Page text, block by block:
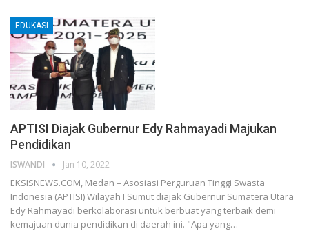
EDUKASI
APTISI Diajak Gubernur Edy Rahmayadi Majukan
Pendidikan
ISWANDI Jan 10, 2022
EKSISNEWS.COM, Medan – Asosiasi Perguruan Tinggi Swasta
Indonesia (APTISI) Wilayah I Sumut diajak Gubernur Sumatera Utara
Edy Rahmayadi berkolaborasi untuk berbuat yang terbaik demi
kemajuan dunia pendidikan di daerah ini. "Apa yang…